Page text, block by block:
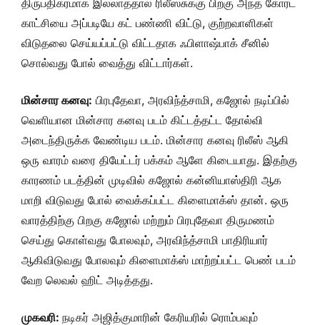
திருப்திகரமாக இல்லாததால் ரிலீஸ்சுக்கு பிறகு அந்த கோர்ட்
காட்சியை அப்படியே கட் பண்ணி விட்டு, குற்றவாளிகள்
விடுதலை செய்யப்பட்டு விட்டதாக ஃபிளாஷ்பாக் சீனில்
சொல்வது போல் வைத்து விட்டார்கள்.
மின்சார கனவு: பிரபுதேவா, அரவிந்த்சாமி, கஜோல் நடிப்பில்
வெளியான மின்சார கனவு படம் கிட்டத்தட்ட தோல்வி
அடைந்திருக்க வேண்டிய படம். மின்சார கனவு ரிலீஸ் ஆகி
ஒரு வாரம் வரை தியேட்டர் பக்கம் ஆளே கிடையாது. இதற்கு
காரணம் படத்தின் முடிவில் கஜோல் கன்னியாஸ்திரி ஆக
மாறி விடுவது போல் வைக்கப்பட்ட கிளைமாக்ஸ் தான். ஒரு
வாரத்திற்கு பிறகு கஜோல் மற்றும் பிரபுதேவா திருமணம்
செய்து கொள்வது போலவும், அரவிந்த்சாமி பாதிரியார்
ஆகிவிடுவது போலவும் கிளைமாக்ஸ் மாற்றப்பட்ட பெண் படம்
வேற லெவல் ஹிட் அடித்தது.
முகவரி: நடிகர் அஜித்குமாரின் கேரியரில் ரொம்பவும்